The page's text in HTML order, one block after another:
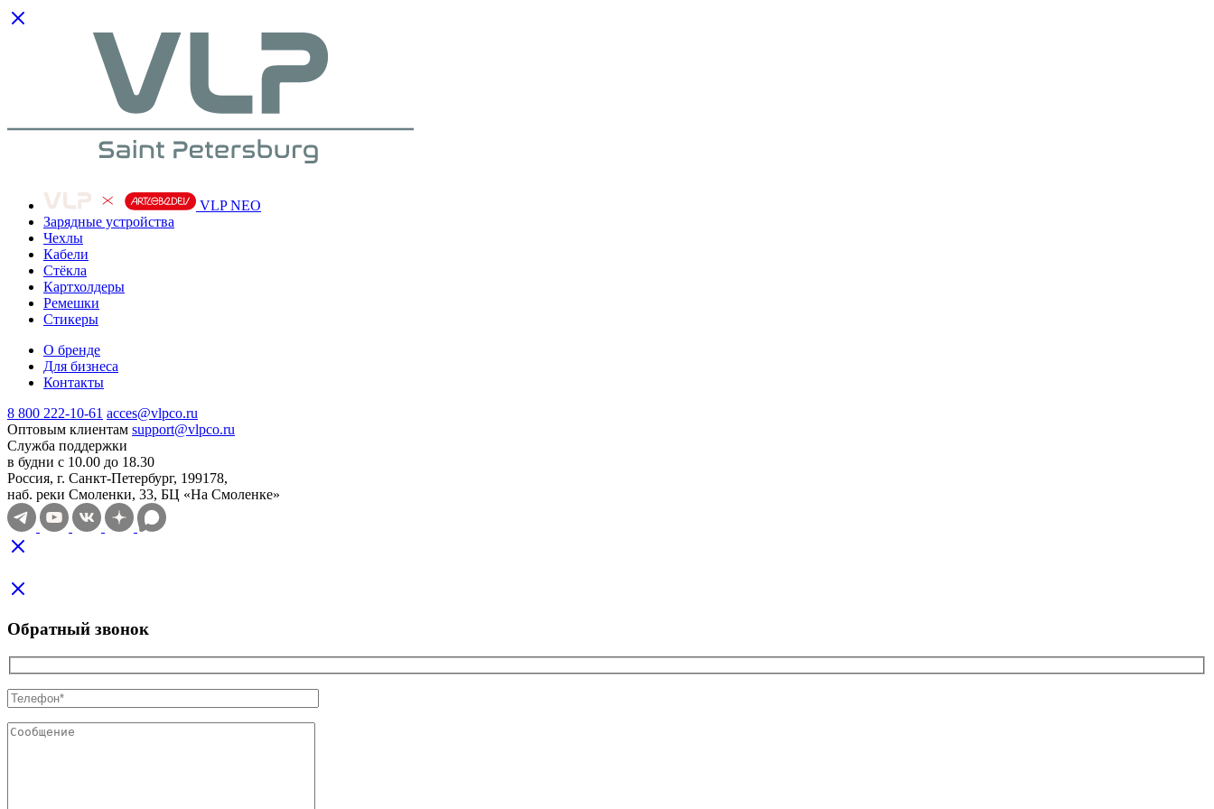
VLP NEO
Зарядные устройства
Чехлы
Кабели
Cтёкла
Картхолдеры
Ремешки
Стикеры
О бренде
Для бизнеса
Контакты
8 800 222-10-61 acces@vlpco.ru
Оптовым клиентам support@vlpco.ru
Служба поддержки
в будни с 10.00 до 18.30
Россия, г. Санкт-Петербург, 199178,
наб. реки Смоленки, 33, БЦ «На Смоленке»
Обратный звонок